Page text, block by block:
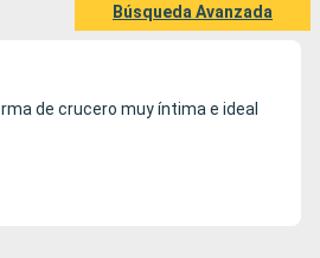
Búsqueda Avanzada
de crucero muy íntima e ideal